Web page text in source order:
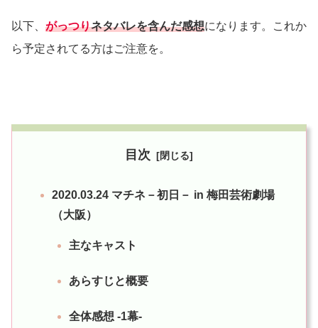
以下、 がっつりネタバレを含んだ感想になります。これか
ら予定されてる方はご注意を。
目次
2020.03.24 マチネ－初日－ in 梅田芸術劇場
（大阪）
主なキャスト
あらすじと概要
全体感想 -1幕-